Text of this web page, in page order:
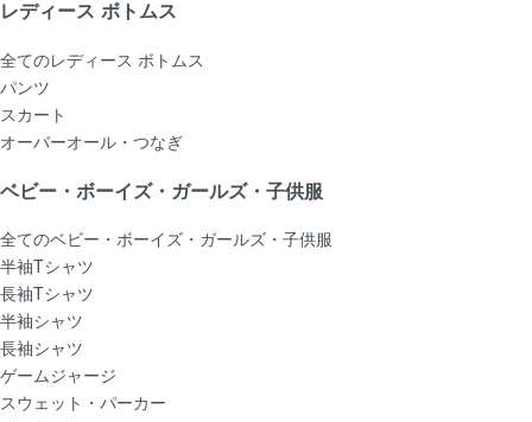
レディース ボトムス
全てのレディース ボトムス
パンツ
スカート
オーバーオール・つなぎ
ベビー・ボーイズ・ガールズ・子供服
全てのベビー・ボーイズ・ガールズ・子供服
半袖Tシャツ
長袖Tシャツ
半袖シャツ
長袖シャツ
ゲームジャージ
スウェット・パーカー